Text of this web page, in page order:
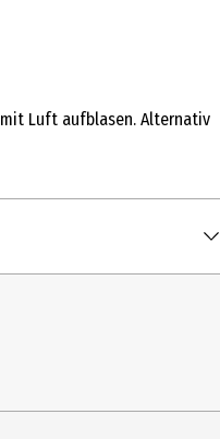
Luft aufblasen. Alternativ